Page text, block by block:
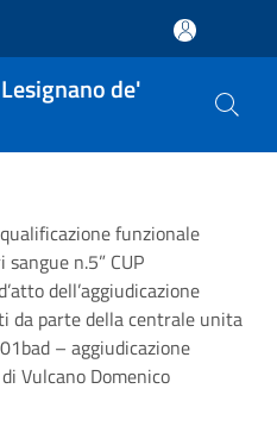
de'
funzionale
n.5” CUP
dell’aggiudicazione
da parte della centrale unita
– aggiudicazione
Vulcano Domenico